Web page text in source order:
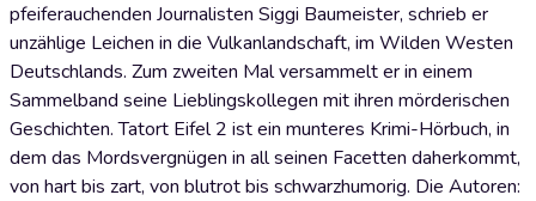
pfeiferauchenden Journalisten Siggi Baumeister, schrieb er
unzählige Leichen in die Vulkanlandschaft, im Wilden Westen
Deutschlands. Zum zweiten Mal versammelt er in einem
Sammelband seine Lieblingskollegen mit ihren mörderischen
Geschichten. Tatort Eifel 2 ist ein munteres Krimi-Hörbuch, in
dem das Mordsvergnügen in all seinen Facetten daherkommt,
von hart bis zart, von blutrot bis schwarzhumorig. Die Autoren: